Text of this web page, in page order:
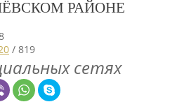
РАЙОНЕ
/ 819
сетях